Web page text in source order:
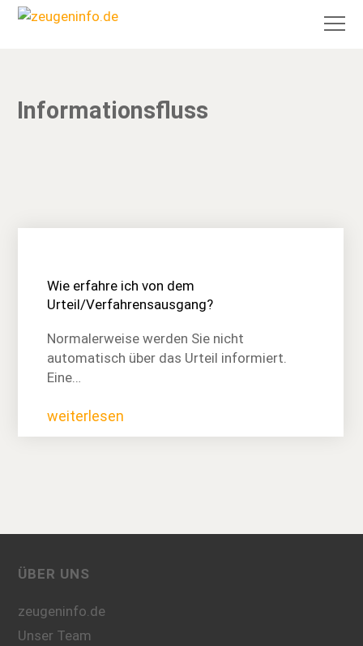
Informationsfluss
Wie erfahre ich von dem
Urteil/Verfahrensausgang?
Normalerweise werden Sie nicht
automatisch über das Urteil informiert.
Eine…
weiterlesen
ÜBER UNS
zeugeninfo.de
Unser Team